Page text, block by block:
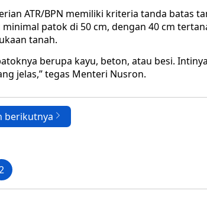
ATR/BPN memiliki kriteria tanda batas
minimal patok di 50 cm, dengan 40 cm
tanah.
berupa kayu, beton, atau besi.
jelas,” tegas Menteri Nusron.
berikutnya